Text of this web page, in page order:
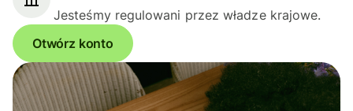
Jesteśmy regulowani przez władze krajowe.
Otwórz konto